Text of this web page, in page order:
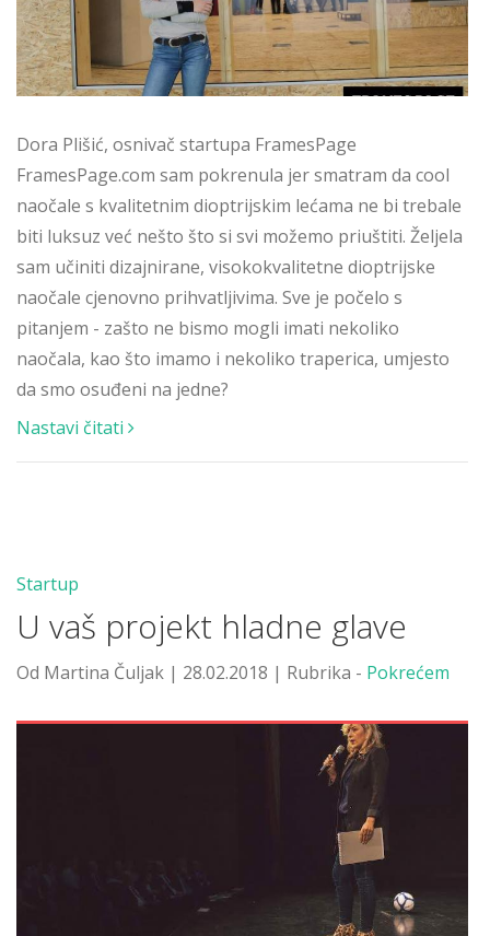
Dora Plišić, osnivač startupa FramesPage
FramesPage.com sam pokrenula jer smatram da cool
naočale s kvalitetnim dioptrijskim lećama ne bi trebale
biti luksuz već nešto što si svi možemo priuštiti. Željela
sam učiniti dizajnirane, visokokvalitetne dioptrijske
naočale cjenovno prihvatljivima. Sve je počelo s
pitanjem - zašto ne bismo mogli imati nekoliko
naočala, kao što imamo i nekoliko traperica, umjesto
da smo osuđeni na jedne?
Nastavi čitati
Startup
U vaš projekt hladne glave
Od Martina Čuljak | 28.02.2018 | Rubrika - Pokrećem